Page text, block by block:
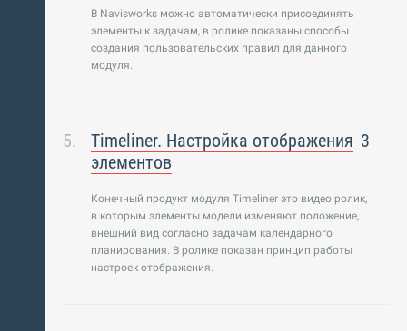
В Navisworks можно автоматически присоединять
элементы к задачам, в ролике показаны способы
создания пользовательских правил для данного
модуля.
Timeliner. Настройка отображения
элементов
3
Конечный продукт модуля Timeliner это видео ролик,
в которым элементы модели изменяют положение,
внешний вид согласно задачам календарного
планирования. В ролике показан принцип работы
настроек отображения.